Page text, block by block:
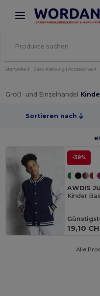
× Wordans App
Bessere Preise in der
Startseite Basic Kleidung | Accessoires
Groß- und Einzelhandel
Sortieren nach
-38%
AWDIS
Kinder
19,10
Alle